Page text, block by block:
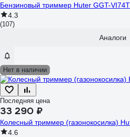
Бензиновый триммер Huter GGT-
4.3
(107)
Аналоги
Нет в наличии
Последняя цена
33 290 ₽
Колесный триммер (газонокосилка)
4.6